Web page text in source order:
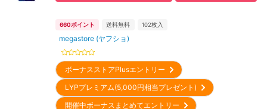
660ポイント 送料無料 102枚入
megastore (ヤフショ)
ボーナスストアPlusエントリー
LYPプレミアム(5,000円相当プレゼント)
開催中ボーナスまとめてエントリー